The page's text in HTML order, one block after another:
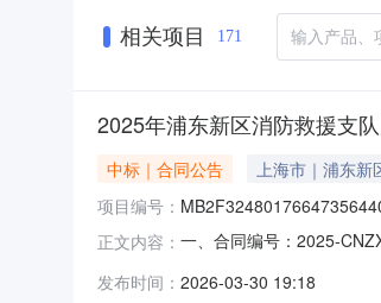
相关项目 171
2025年浦东新区消防救援支
中标｜合同公告 上海市｜浦东新
项目编号：
正文内容： 一、合同编号：2025-
址：江西省九江市濂溪区
发布时间： 2026-03-30 19:18